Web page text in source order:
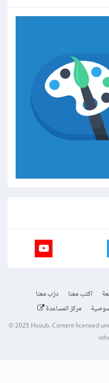
اكتب معنا
درّب معنا
مركز المساعدة
© 2025 Hsoub.Content licensed